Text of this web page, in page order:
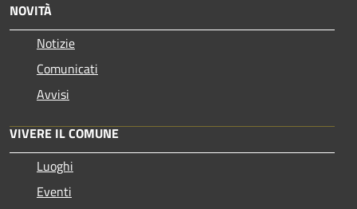
NOVITÀ
Notizie
Comunicati
Avvisi
VIVERE IL COMUNE
Luoghi
Eventi